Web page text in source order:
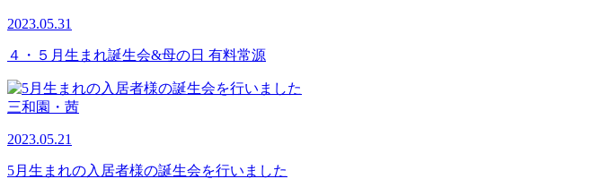
2023.05.31
４・５月生まれ誕生会&母の日 有料常源
三和園・茜
2023.05.21
5月生まれの入居者様の誕生会を行いました